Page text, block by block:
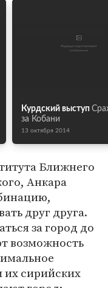
Курдский выступ
за Кобани
13 октября 2014
Ближнего
Анкара
друг друга.
за город до
возможность
их сирийских